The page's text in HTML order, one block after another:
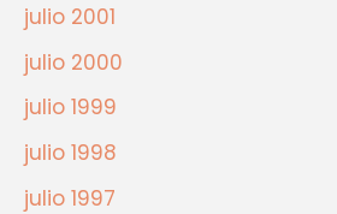
julio 2001
julio 2000
julio 1999
julio 1998
julio 1997